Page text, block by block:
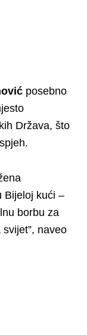
posebno
Država, što
Bijeloj kući –
borbu za
naveo